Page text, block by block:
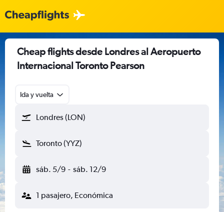
Cheap flights desde Londres al Aeropuerto
Internacional Toronto Pearson
Ida y vuelta
Londres (LON)
Toronto (YYZ)
sáb. 5/9 - sáb. 12/9
1 pasajero, Económica